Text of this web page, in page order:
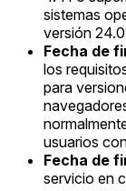
sistemas
versión
Fecha de
los
para
usuarios
Fecha de
servicio en